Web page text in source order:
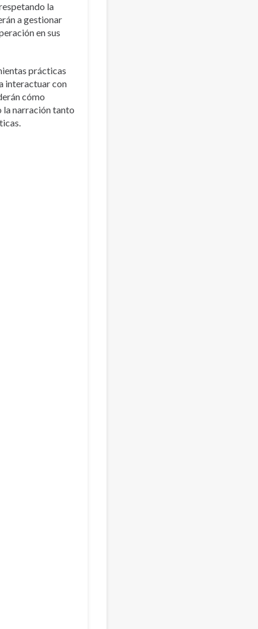
la
a gestionar
en sus
prácticas
interactuar con
cómo
la narración tanto